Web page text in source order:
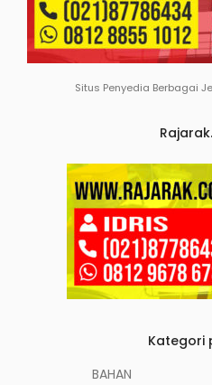
Situs Penyedia Berbagai
Kategori
BAHAN